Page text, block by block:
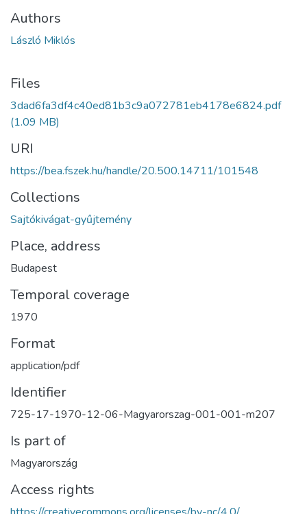
Authors
László Miklós
Files
3dad6fa3df4c40ed81b3c9a072781eb4178e6824.pdf
(1.09 MB)
URI
https://bea.fszek.hu/handle/20.500.14711/101548
Collections
Sajtókivágat-gyűjtemény
Place, address
Budapest
Temporal coverage
1970
Format
application/pdf
Identifier
725-17-1970-12-06-Magyarorszag-001-001-m207
Is part of
Magyarország
Access rights